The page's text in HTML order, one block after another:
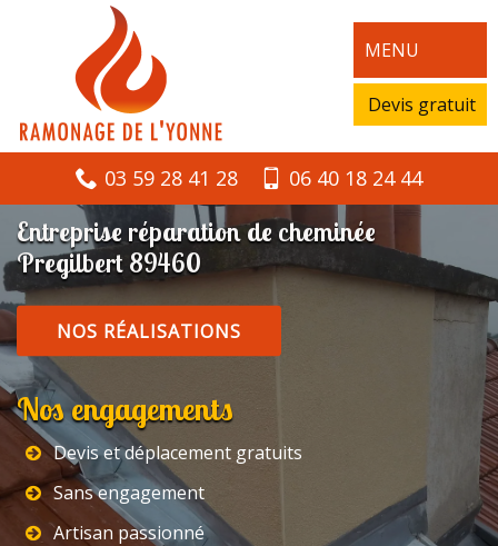
MENU
Devis gratuit
03 59 28 41 28 06 40 18 24 44
Entreprise réparation de cheminée
Pregilbert 89460
NOS RÉALISATIONS
Nos engagements
Devis et déplacement gratuits
Sans engagement
Artisan passionné